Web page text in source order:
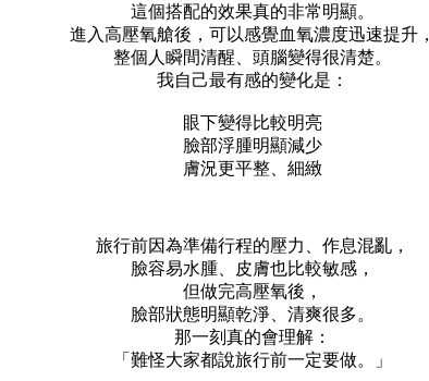
這個搭配的效果真的非常明顯。
進入高壓氧艙後，可以感覺血氧濃度迅速提升，
整個人瞬間清醒、頭腦變得很清楚。
我自己最有感的變化是：
眼下變得比較明亮
臉部浮腫明顯減少
膚況更平整、細緻
旅行前因為準備行程的壓力、作息混亂，
臉容易水腫、皮膚也比較敏感，
但做完高壓氧後，
臉部狀態明顯乾淨、清爽很多。
那一刻真的會理解：
「難怪大家都說旅行前一定要做。」